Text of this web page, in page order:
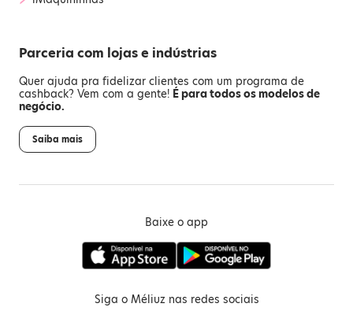
Parceria com lojas e indústrias
Quer ajuda pra fidelizar clientes com um programa de
cashback? Vem com a gente! É para todos os modelos de
negócio.
Saiba mais
Baixe o app
Siga o Méliuz nas redes sociais